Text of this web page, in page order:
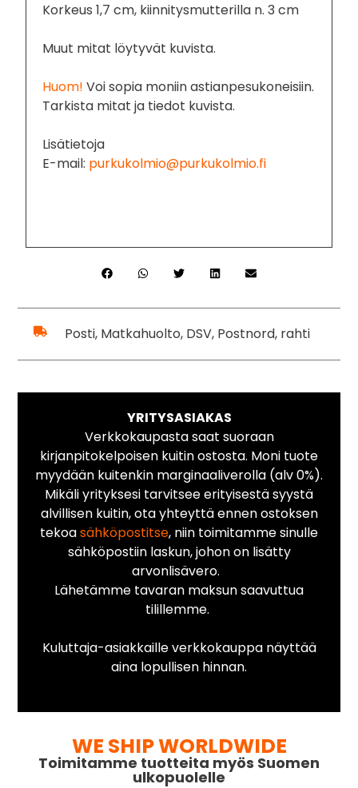
Korkeus 1,7 cm, kiinnitysmutterilla n. 3 cm
Muut mitat löytyvät kuvista.
Huom!Voi sopia moniin astianpesukoneisiin.
Tarkista mitat ja tiedot kuvista.
Lisätietoja
E-mail: purkukolmio@purkukolmio.fi
Posti, Matkahuolto, DSV, Postnord, rahti
YRITYSASIAKAS
Verkkokaupasta saat suoraan
kirjanpitokelpoisen kuitin ostosta. Moni tuote
myydään kuitenkin marginaaliverolla (alv 0%).
Mikäli yrityksesi tarvitsee erityisestä syystä
alvillisen kuitin, ota yhteyttä ennen ostoksen
tekoasähköpostitse, niin toimitamme sinulle
sähköpostiin laskun, johon on lisätty
arvonlisävero.
Lähetämme tavaran maksun saavuttua
tilillemme.
Kuluttaja-asiakkaille verkkokauppa näyttää
aina lopullisen hinnan.
WE SHIP WORLDWIDE
Toimitamme tuotteita myös Suomen
ulkopuolelle